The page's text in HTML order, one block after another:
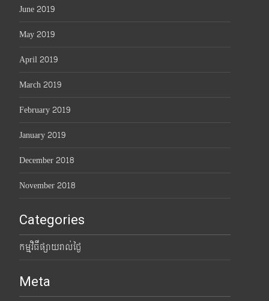
June 2019
May 2019
April 2019
March 2019
February 2019
January 2019
December 2018
November 2018
Categories
កម្មវិធីផ្សាយរាល់ថ្ងៃ
Meta